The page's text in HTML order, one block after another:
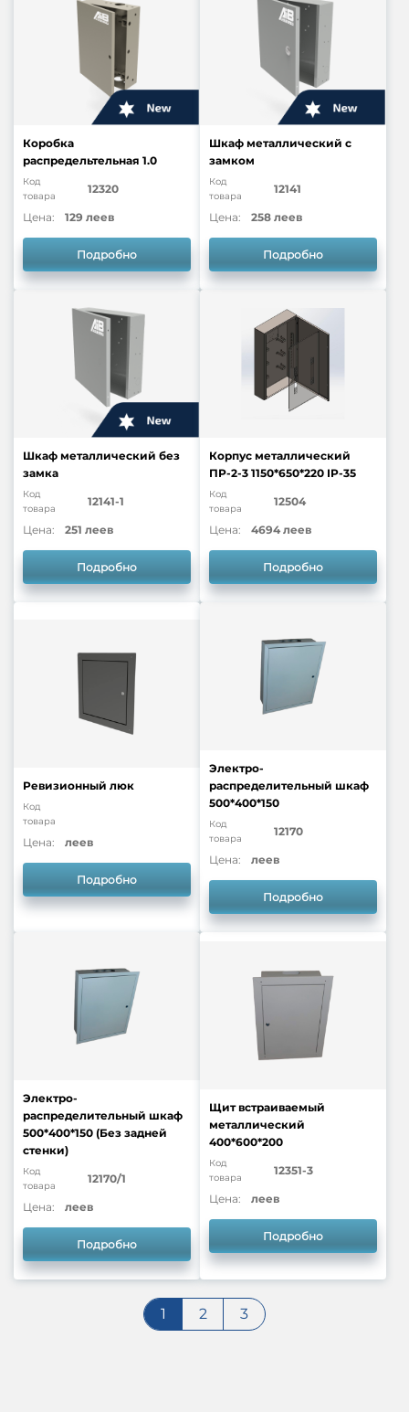
Коробка
распредельтельная 1.0
Код
товара
12320
Цена: 129 леев
Подробно
Шкаф металлический с
замком
Код
товара
12141
Цена: 258 леев
Подробно
Шкаф металлический без
замка
Код
товара
12141-1
Цена: 251 леев
Подробно
Корпус металлический
ПР-2-3 1150*650*220 IP-35
Код
товара
12504
Цена: 4694 леев
Подробно
Ревизионный люк
Код
товара
Цена: леев
Подробно
Электро-
распределительный шкаф
500*400*150
Код
товара
12170
Цена: леев
Подробно
Электро-
распределительный шкаф
500*400*150 (Без задней
стенки)
Код
товара
12170/1
Цена: леев
Подробно
Щит встраиваемый
металлический
400*600*200
Код
товара
12351-3
Цена: леев
Подробно
1 2 3